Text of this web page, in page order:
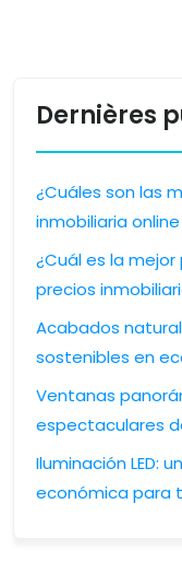
Dernières
¿Cuáles son las
inmobiliaria
¿Cuál es la
precios
Acabados
sostenibles en
Ventanas
espectaculares
Iluminación LED:
económica para